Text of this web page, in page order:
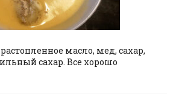
масло, мед, сахар,
сахар. Все хорошо